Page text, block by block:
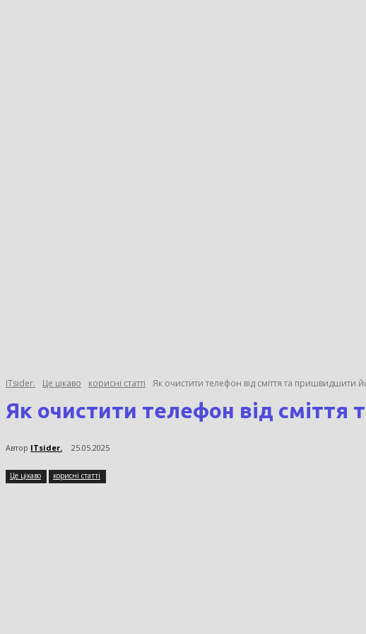
ITsider. Це цікаво корисні статті Як очистити телефон від сміття та пришвидшити
Як очистити телефон від сміття
Автор ITsider. 25.05.2025
Це цікаво корисні статті